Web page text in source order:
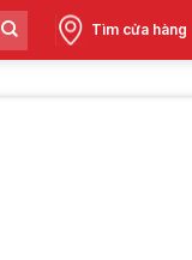
Tìm cửa hàng